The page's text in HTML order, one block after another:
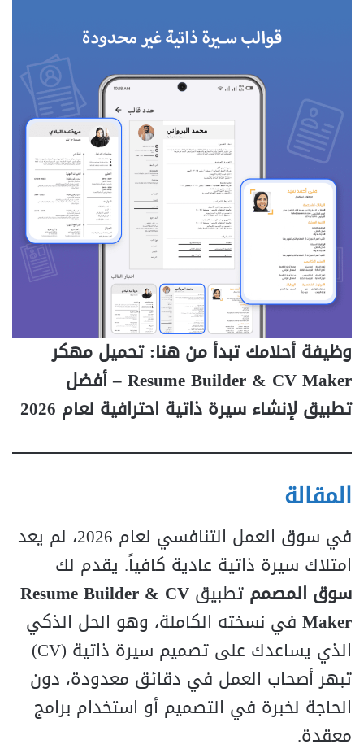
وظيفة أحلامك تبدأ من هنا: تحميل مهكر
Resume Builder & CV Maker – أفضل
تطبيق لإنشاء سيرة ذاتية احترافية لعام 2026
المقالة
في سوق العمل التنافسي لعام 2026، لم يعد
امتلاك سيرة ذاتية عادية كافياً. يقدم لك
سوق المصمم تطبيق Resume Builder & CV
Maker في نسخته الكاملة، وهو الحل الذكي
الذي يساعدك على تصميم سيرة ذاتية (CV)
تبهر أصحاب العمل في دقائق معدودة، دون
الحاجة لخبرة في التصميم أو استخدام برامج
معقدة.